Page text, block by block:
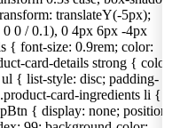
translateY(-5px);
0 / 0.1), 0 4px 6px -4px
{ font-size: 0.9rem; color:
card-details strong { color:
{ list-style: disc; padding-
card-ingredients li {
{ display: none; position: